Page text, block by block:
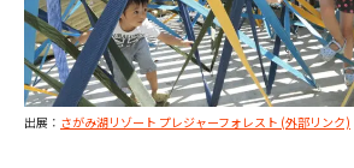
出展： さがみ湖リゾート プレジャーフォレスト (外部リンク)